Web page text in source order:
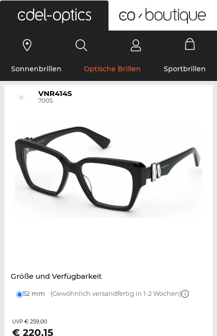
Sonnenbrillen Optische Brillen Sportbrillen
VNR414S
700S
Größe und Verfügbarkeit
52 mm (Gewöhnlich versandfertig in 1-2 Wochen)
UVP € 259,00
€ 220,15